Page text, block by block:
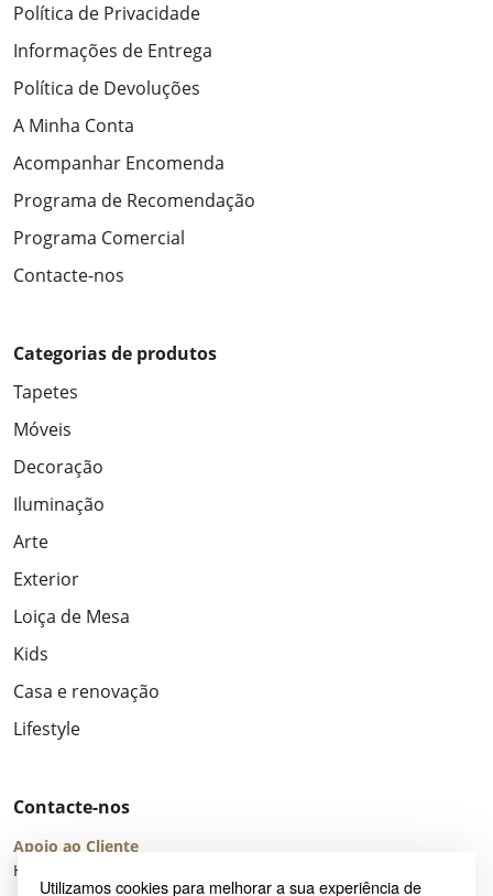
Utilizamos cookies para melhorar a sua experiência de
Política de Privacidade
Informações de Entrega
Política de Devoluções
A Minha Conta
Acompanhar Encomenda
Programa de Recomendação
Programa Comercial
Contacte-nos
Categorias de produtos
Tapetes
Móveis
Decoração
Iluminação
Arte
Exterior
Loiça de Mesa
Kids
Casa e renovação
Lifestyle
Contacte-nos
Apoio ao Cliente
Horário de Atendimento: seg – sex 8:00 – 16:00 (UTC+2)